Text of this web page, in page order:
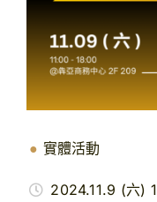
【購課紀錄查詢】
【查看購物車】
● 實體活動
2024.11.9 (六)